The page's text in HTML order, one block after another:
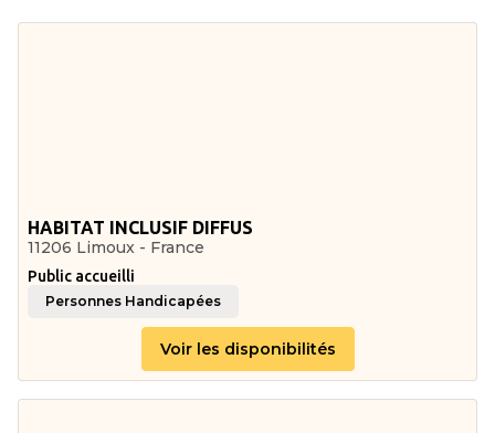
HABITAT INCLUSIF DIFFUS
11206 Limoux - France
Public accueilli
Personnes Handicapées
Voir les disponibilités